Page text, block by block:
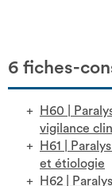
6 fiches-
H60
vigilance
H61
et étiologie
H62